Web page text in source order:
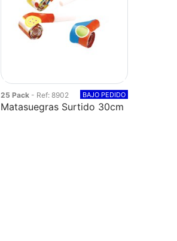
25 Pack - Ref: 8902 BAJO PEDIDO
Matasuegras Surtido 30cm